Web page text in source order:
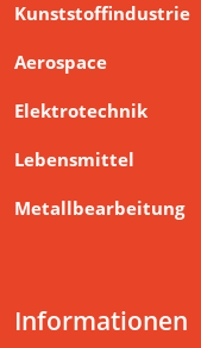
Kunststoffindustrie
Aerospace
Elektrotechnik
Lebensmittel
Metallbearbeitung
Informationen